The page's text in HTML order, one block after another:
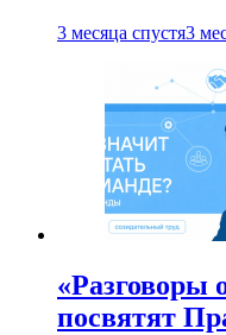
3 месяца спустя3
«Разговоры
посвятят